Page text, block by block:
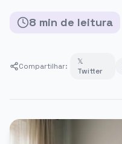
8 min de leitura
Compartilhar:
𝕏
Twitter